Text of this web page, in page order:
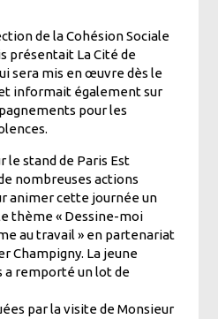
de la Cohésion Sociale
présentait La Cité de
sera mis en œuvre dès le
et informait également sur
pour les
le stand de Paris Est
nombreuses actions
animer cette journée un
thème « Dessine-moi
au travail » en partenariat
Champigny. La jeune
a remporté un lot de
par la visite de Monsieur